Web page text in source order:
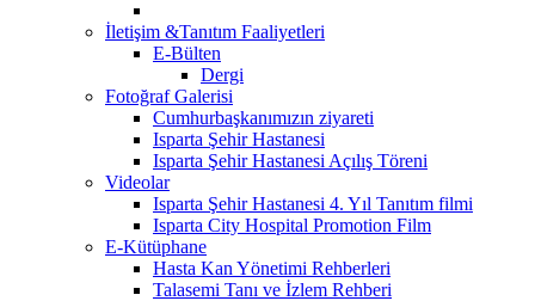
İletişim &Tanıtım Faaliyetleri
E-Bülten
Dergi
Fotoğraf Galerisi
Cumhurbaşkanımızın ziyareti
Isparta Şehir Hastanesi
Isparta Şehir Hastanesi Açılış Töreni
Videolar
Isparta Şehir Hastanesi 4. Yıl Tanıtım filmi
Isparta City Hospital Promotion Film
E-Kütüphane
Hasta Kan Yönetimi Rehberleri
Talasemi Tanı ve İzlem Rehberi